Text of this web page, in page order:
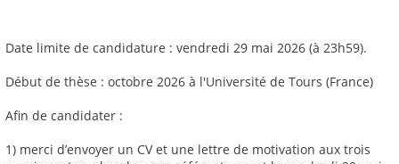
Date limite de candidature : vendredi 29 mai 2026 (à 23h59).
Début de thèse : octobre 2026 à l'Université de Tours (France)
Afin de candidater :
1) merci d’envoyer un CV et une lettre de motivation aux trois